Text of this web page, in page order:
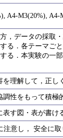
A4-M3(20%),
，データの採取
る．各テーマご
る．本実験の一
を理解して，正
調性をもって積
表す図・表が書け
注意し， 安全に